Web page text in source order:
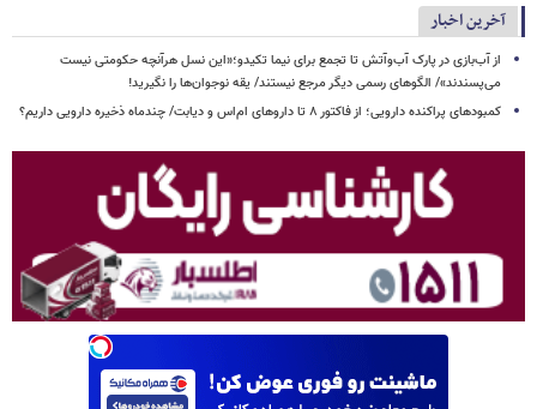
آخرین اخبار
از آب‌بازی در پارک آب‌وآتش تا تجمع برای نیما تکیدو؛«این نسل هرآنچه حکومتی نیست
می‌پسندند»/ الگوهای رسمی دیگر مرجع نیستند/ یقه نوجوان‌ها را نگیرید!
کمبودهای پراکنده دارویی؛ از فاکتور ۸ تا داروهای ام‌اس و دیابت/ چندماه ذخیره دارویی داریم؟